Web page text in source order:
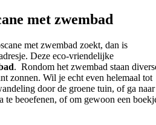
met zwembad
met zwembad zoekt, dan is
Deze eco-vriendelijke
. Rondom het zwembad staan
zonnen. Wil je echt even helemaal tot
door de groene tuin, of ga naar
te beoefenen, of om gewoon een